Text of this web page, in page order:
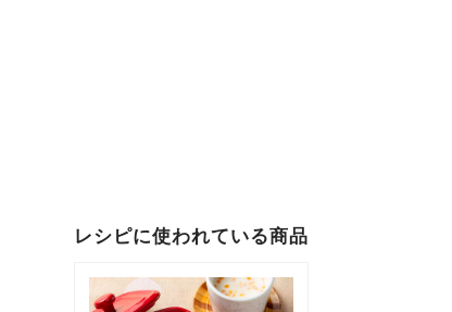
レシピに使われている商品